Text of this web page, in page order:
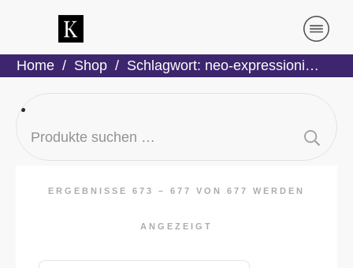
Home / Shop / Schlagwort: neo-expressionismus
Suchen
ERGEBNISSE 673 – 677 VON 677 WERDEN
ANGEZEIGT